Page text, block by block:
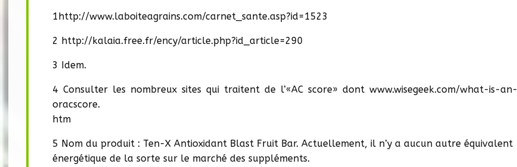
1http://www.laboiteagrains.com/carnet_sante.asp?id=1523
2 http://kalaia.free.fr/ency/article.php?id_article=290
3 Idem.
4 Consulter les nombreux sites qui traitent de l’«AC score» dont www.wisegeek.com/what-is-an-
oracscore.
htm
5 Nom du produit : Ten-X Antioxidant Blast Fruit Bar. Actuellement, il n’y a aucun autre équivalent
énergétique de la sorte sur le marché des suppléments.